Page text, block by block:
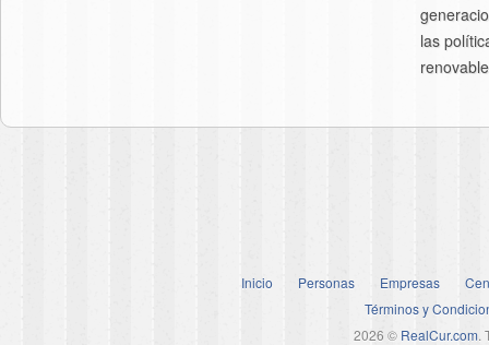
las
Inicio Personas Empresas
Términos y
2026 © RealCur.com.